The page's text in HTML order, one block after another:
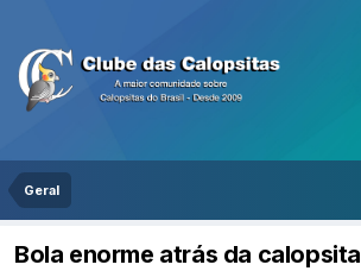
Geral
Bola enorme atrás da calopsita